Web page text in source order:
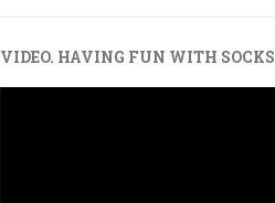
VIDEO. HAVING FUN WITH SOCKS